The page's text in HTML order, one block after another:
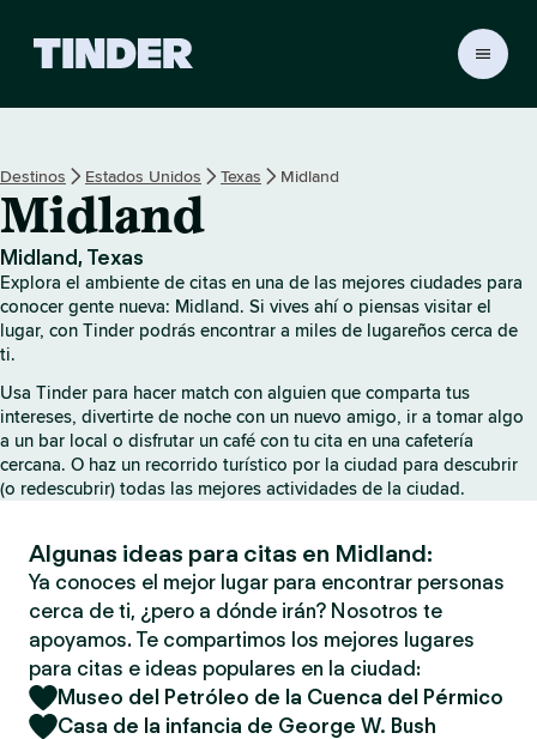
o
d
e
i
n
d
Destinos Estados Unidos Texas Midland
Midland
Midland, Texas
Explora el ambiente de citas en una de las mejores ciudades para
conocer gente nueva: Midland. Si vives ahí o piensas visitar el
lugar, con Tinder podrás encontrar a miles de lugareños cerca de
ti.
Usa Tinder para hacer match con alguien que comparta tus
intereses, divertirte de noche con un nuevo amigo, ir a tomar algo
a un bar local o disfrutar un café con tu cita en una cafetería
cercana. O haz un recorrido turístico por la ciudad para descubrir
(o redescubrir) todas las mejores actividades de la ciudad.
Algunas ideas para citas en Midland:
Ya conoces el mejor lugar para encontrar personas
cerca de ti, ¿pero a dónde irán? Nosotros te
apoyamos. Te compartimos los mejores lugares
para citas e ideas populares en la ciudad:
Museo del Petróleo de la Cuenca del Pérmico
Casa de la infancia de George W. Bush